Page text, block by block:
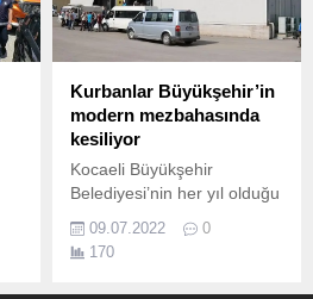
Bahçesi Projesi’nde
doludizgin ilerliyor.
Kurbanlar Büyükşehir’in
modern mezbahasında
kesiliyor
Kocaeli Büyükşehir
Belediyesi’nin her yıl olduğu
gibi modern teknik
ekipmanlarla donattığı İzmit
ilçesi Solaklar
09.07.2022
0
170